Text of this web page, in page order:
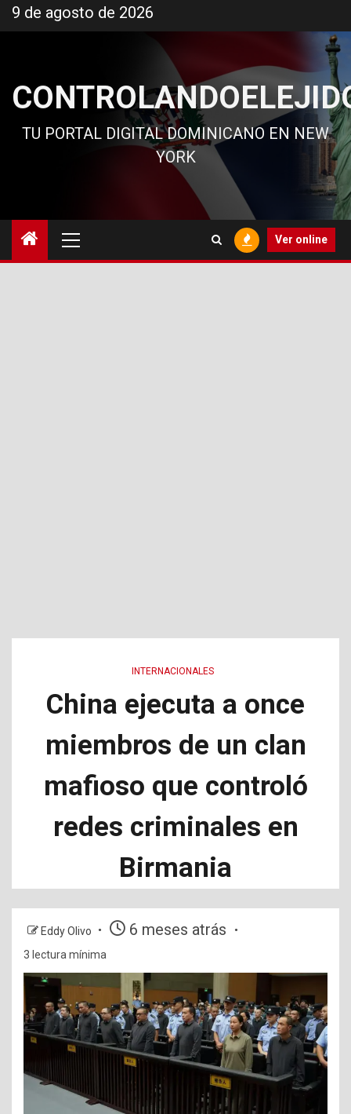
al
9 de agosto de 2026
TU PORTAL DIGITAL DOMINICANO EN NEW
YORK
principal
Ver online
INTERNACIONALES
China ejecuta a once
miembros de un clan
mafioso que controló
redes criminales en
Birmania
Eddy Olivo 6 meses atrás
3 lectura mínima